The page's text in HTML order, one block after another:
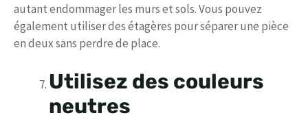
autant endommager les murs et sols. Vous pouvez
également utiliser des étagères pour séparer une pièce
en deux sans perdre de place.
Utilisez des couleurs
neutres